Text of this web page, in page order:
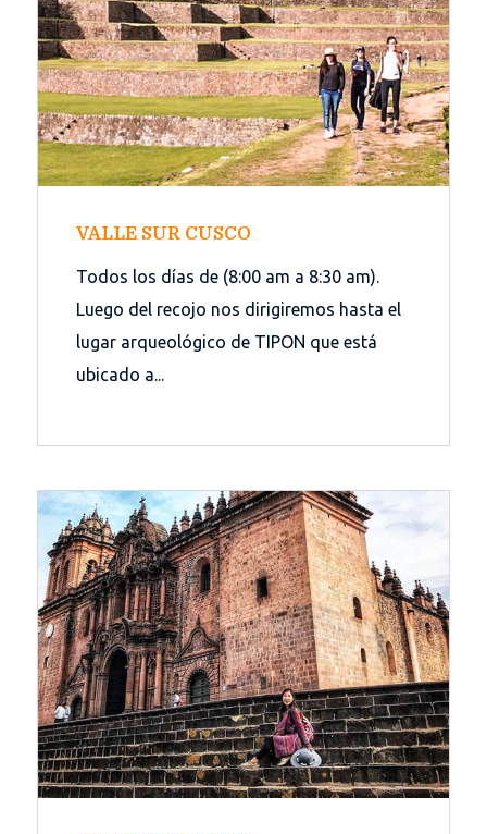
VALLE SUR CUSCO
Todos los días de (8:00 am a 8:30 am).
Luego del recojo nos dirigiremos hasta el
lugar arqueológico de TIPON que está
ubicado a...